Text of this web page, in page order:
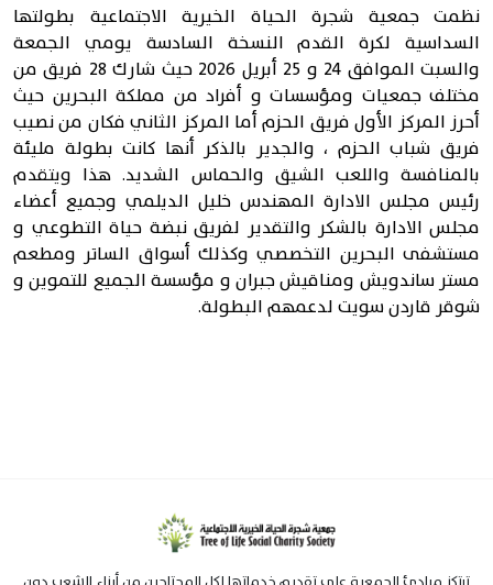
نظمت جمعية شجرة الحياة الخيرية الاجتماعية بطولتها
السداسية لكرة القدم النسخة السادسة يومي الجمعة
والسبت الموافق 24 و 25 أبريل 2026 حيث شارك 28 فريق من
مختلف جمعيات ومؤسسات و أفراد من مملكة البحرين حيث
أحرز المركز الأول فريق الحزم أما المركز الثاني فكان من نصيب
فريق شباب الحزم ، والجدير بالذكر أنها كانت بطولة مليئة
بالمنافسة واللعب الشيق والحماس الشديد. هذا ويتقدم
رئيس مجلس الادارة المهندس خليل الديلمي وجميع أعضاء
مجلس الادارة بالشكر والتقدير لفريق نبضة حياة التطوعي و
مستشفى البحرين التخصصي وكذلك أسواق الساتر ومطعم
مستر ساندويش ومناقيش جبران و مؤسسة الجميع للتموين و
شوقر قاردن سويت لدعمهم البطولة.